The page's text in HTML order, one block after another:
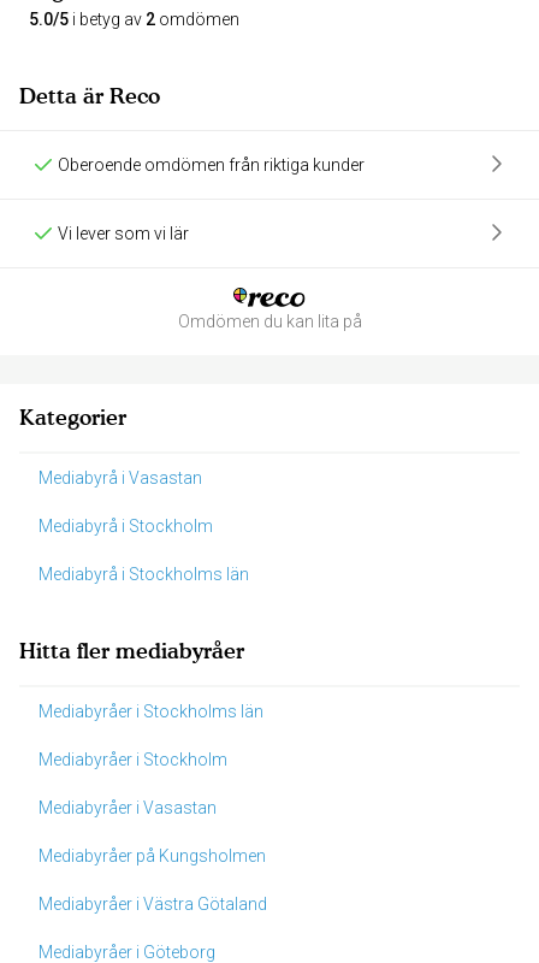
5.0/5 i betyg av 2 omdömen
Detta är Reco
Oberoende omdömen från riktiga kunder
Vi lever som vi lär
Omdömen du kan lita på
Kategorier
Mediabyrå i Vasastan
Mediabyrå i Stockholm
Mediabyrå i Stockholms län
Hitta fler mediabyråer
Mediabyråer i Stockholms län
Mediabyråer i Stockholm
Mediabyråer i Vasastan
Mediabyråer på Kungsholmen
Mediabyråer i Västra Götaland
Mediabyråer i Göteborg